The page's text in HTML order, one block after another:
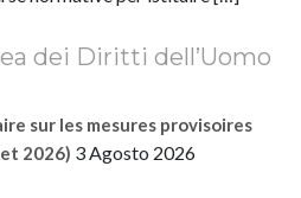
dei Diritti dell’Uomo
sur les mesures provisoires
2026) 3 Agosto 2026